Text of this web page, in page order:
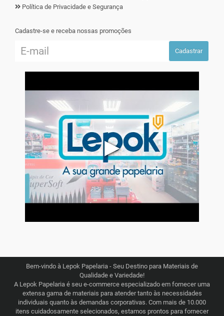
Política de Privacidade e Segurança
Cadastre-se e receba nossas promoções
Cadastrar
▶
Bem-vindo à Lepok Papelaria - Seu Destino para Materiais de
Qualidade e Variedade!
A Lepok Papelaria é seu e-commerce especializado em fornecer uma
extensa gama de materiais para atender tanto às necessidades
individuais quanto às demandas corporativas. Com mais de 10.000
itens cuidadosamente selecionados, estamos prontos para fornecer